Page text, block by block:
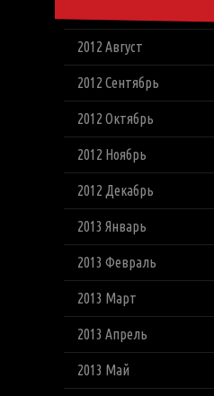
2012 Август
2012 Сентябрь
2012 Октябрь
2012 Ноябрь
2012 Декабрь
2013 Январь
2013 Февраль
2013 Март
2013 Апрель
2013 Май